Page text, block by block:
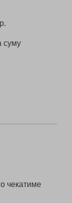
суму
чекатиме